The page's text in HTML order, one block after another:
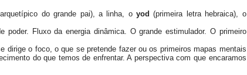
do grande pai), a linha, o yod (primeira letra hebraica), o
poder. Fluxo da energia dinâmica. O grande estimulador. O primeiro
dirige o foco, o que se pretende fazer ou os primeiros mapas mentais
do que temos de enfrentar. A perspectiva com que encaramos